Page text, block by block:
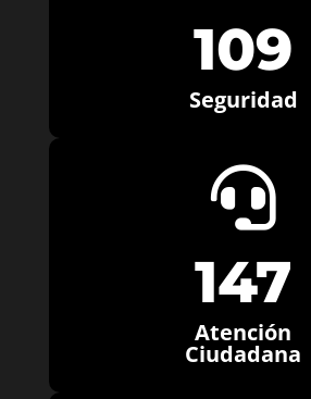
109
Seguridad

147
Atención
Ciudadana